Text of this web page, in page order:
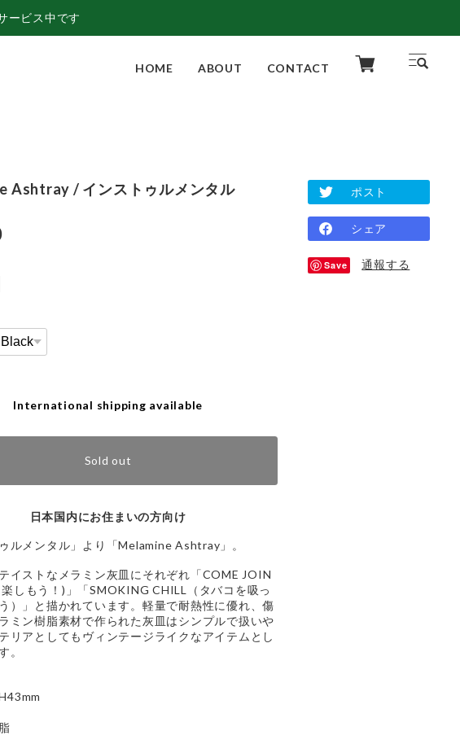
ービス中です
HOME ABOUT CONTACT
Ashtray / インストゥルメンタル
International shipping available
Sold out
日本国内にお住まいの方向け
ルメンタル」より「Melamine Ashtray」。
イストなメラミン灰皿にそれぞれ「COME JOIN
しもう！)」「SMOKING CHILL（タバコを吸っ
）」と描かれています。軽量で耐熱性に優れ、傷
ミン樹脂素材で作られた灰皿はシンプルで扱いや
リアとしてもヴィンテージライクなアイテムとし
。
ポスト
シェア
Save 通報する